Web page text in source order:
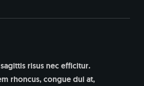
risus nec efficitur.
rhoncus, congue dui at,